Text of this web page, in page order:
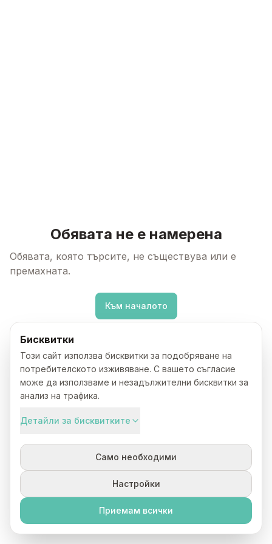
Обявата не е намерена
Обявата, която търсите, не съществува или е
премахната.
Към началото
Бисквитки
Този сайт използва бисквитки за подобряване на
потребителското изживяване. С вашето съгласие
може да използваме и незадължителни бисквитки за
анализ на трафика.
Детайли за бисквитките
Само необходими
Настройки
Приемам всички